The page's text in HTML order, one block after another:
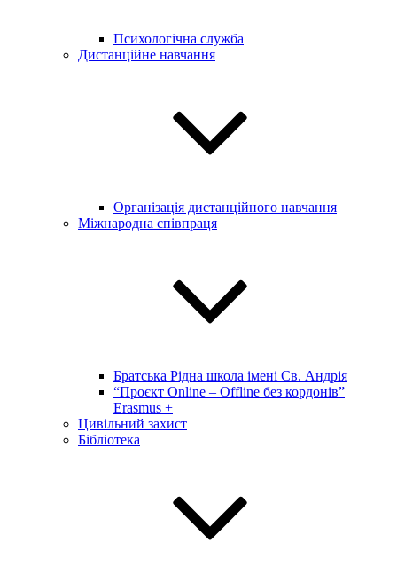
Психологічна служба
Дистанційне навчання
Організація дистанційного навчання
Міжнародна співпраця
Братська Рідна школа імені Св. Андрія
“Проєкт Online – Offline без кордонів”
Erasmus +
Цивільний захист
Бібліотека